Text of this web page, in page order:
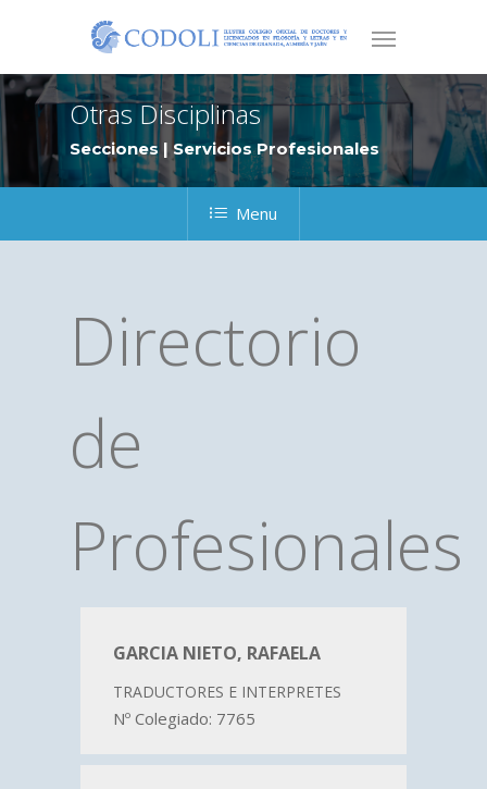
Otras Disciplinas
Secciones | Servicios Profesionales
Menu
Directorio
de
Profesionales
GARCIA NIETO, RAFAELA
TRADUCTORES E INTERPRETES
Nº Colegiado: 7765